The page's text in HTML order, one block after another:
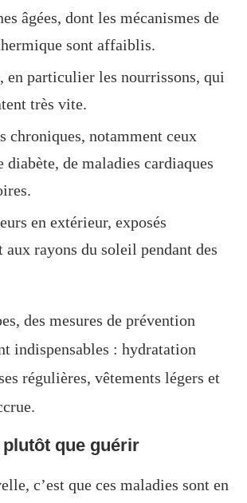
âgées, dont les mécanismes de
sont affaiblis.
en particulier les nourrissons, qui
très vite.
chroniques, notamment ceux
diabète, de maladies cardiaques
en extérieur, exposés
aux rayons du soleil pendant des
des mesures de prévention
indispensables : hydratation
régulières, vêtements légers et
que guérir
c’est que ces maladies sont en